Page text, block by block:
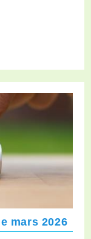
mars 2026